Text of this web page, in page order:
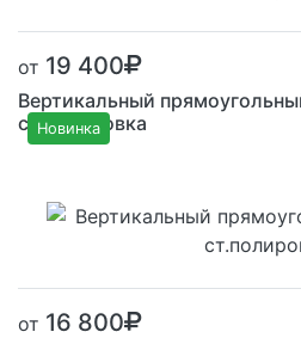
от 19 400
Вертикальный
ст.полировка
Новинка
от 16 800